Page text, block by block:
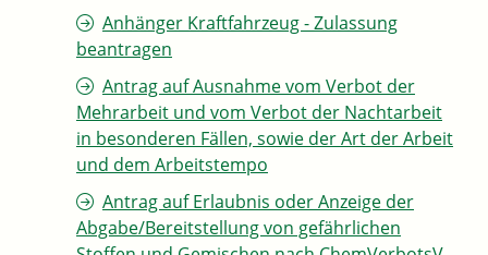
Anhänger Kraftfahrzeug - Zulassung
beantragen
Antrag auf Ausnahme vom Verbot der
Mehrarbeit und vom Verbot der Nachtarbeit
in besonderen Fällen, sowie der Art der Arbeit
und dem Arbeitstempo
Antrag auf Erlaubnis oder Anzeige der
Abgabe/Bereitstellung von gefährlichen